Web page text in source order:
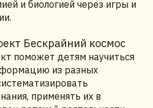
и биологией через игры и
Бескрайний космос
поможет детям научиться
из разных
применять их в